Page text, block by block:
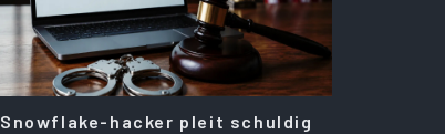
Snowflake-hacker pleit schuldig